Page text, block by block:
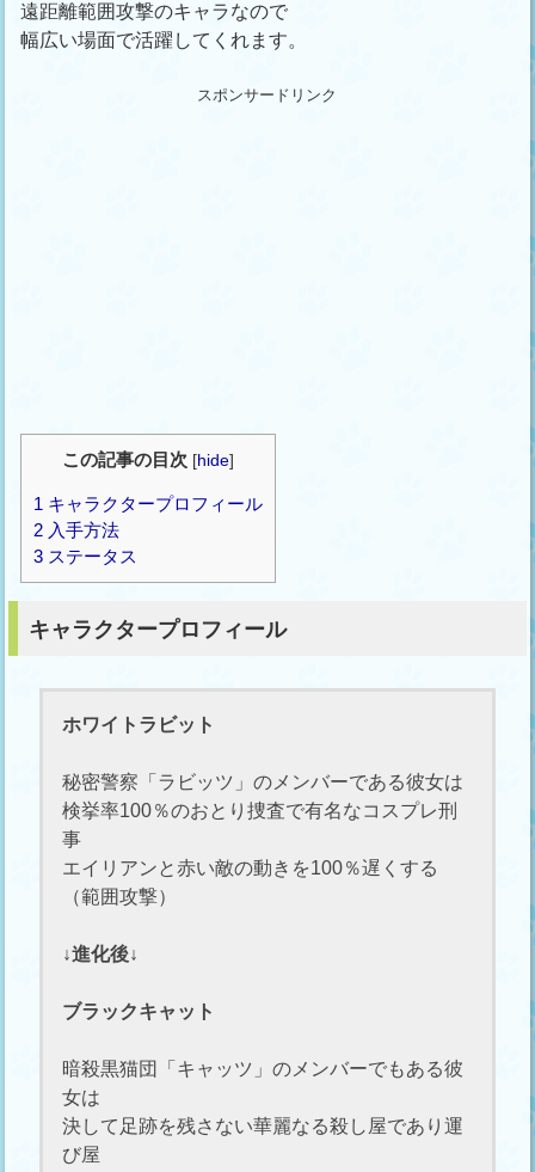
遠距離範囲攻撃のキャラなので
幅広い場面で活躍してくれます。
スポンサードリンク
この記事の目次 [hide]
1 キャラクタープロフィール
2 入手方法
3 ステータス
キャラクタープロフィール
ホワイトラビット
秘密警察「ラビッツ」のメンバーである彼女は
検挙率100％のおとり捜査で有名なコスプレ刑
事
エイリアンと赤い敵の動きを100％遅くする
（範囲攻撃）
↓進化後↓
ブラックキャット
暗殺黒猫団「キャッツ」のメンバーでもある彼
女は
決して足跡を残さない華麗なる殺し屋であり運
び屋